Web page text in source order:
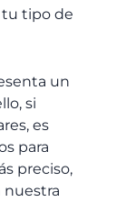
tu tipo de
un
si
es
para
preciso,
nuestra